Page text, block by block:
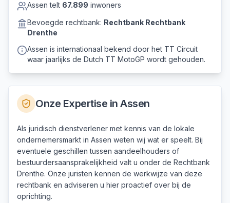
Assen telt 67.899 inwoners
Bevoegde rechtbank: Rechtbank Rechtbank
Drenthe
Assen is internationaal bekend door het TT Circuit
waar jaarlijks de Dutch TT MotoGP wordt gehouden.
Onze Expertise in Assen
Als juridisch dienstverlener met kennis van de lokale
ondernemersmarkt in Assen weten wij wat er speelt. Bij
eventuele geschillen tussen aandeelhouders of
bestuurdersaansprakelijkheid valt u onder de Rechtbank
Drenthe. Onze juristen kennen de werkwijze van deze
rechtbank en adviseren u hier proactief over bij de
oprichting.